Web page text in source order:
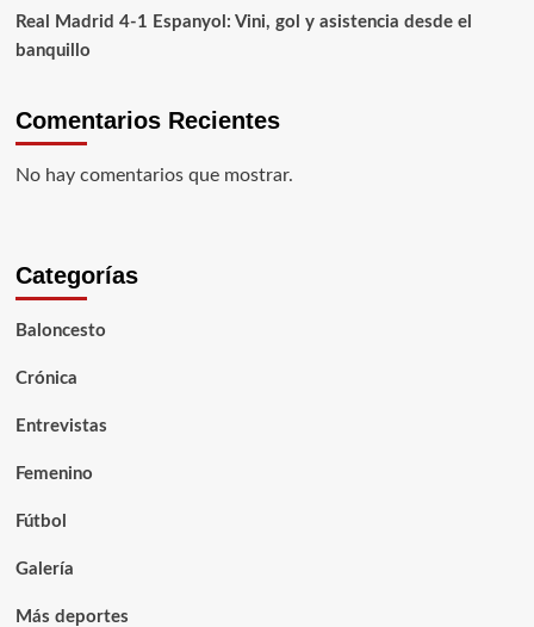
Real Madrid 4-1 Espanyol: Vini, gol y asistencia desde el
banquillo
Comentarios Recientes
No hay comentarios que mostrar.
Categorías
Baloncesto
Crónica
Entrevistas
Femenino
Fútbol
Galería
Más deportes